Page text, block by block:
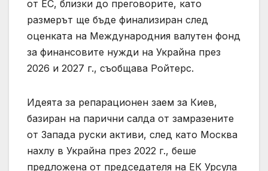
от ЕС, близки до преговорите, като
размерът ще бъде финализиран след
оценката на Международния валутен фонд
за финансовите нужди на Украйна през
2026 и 2027 г., съобщава Ройтерс.
Идеята за репарационен заем за Киев,
базиран на парични салда от замразените
от Запада руски активи, след като Москва
нахлу в Украйна през 2022 г., беше
предложена от председателя на ЕК Урсула